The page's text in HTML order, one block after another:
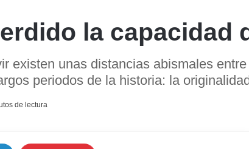
la capacidad
existen unas distancias abismales
periodos de la historia: la
de lectura